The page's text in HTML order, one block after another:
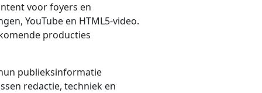
voor foyers en
YouTube en HTML5-video.
producties
publieksinformatie
redactie, techniek en